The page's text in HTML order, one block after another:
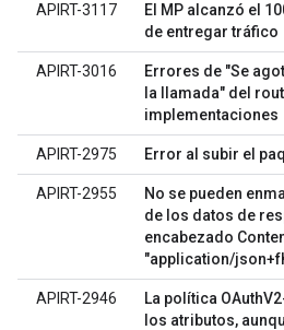
APIRT-3117
El MP alcanzó el
de entregar tráfico
APIRT-3016
Errores de "Se
la llamada" del
implementaciones
APIRT-2975 Error al subir el
APIRT-2955
No se pueden
de los datos de
encabezado
"application/
APIRT-2946
La política
los atributos,